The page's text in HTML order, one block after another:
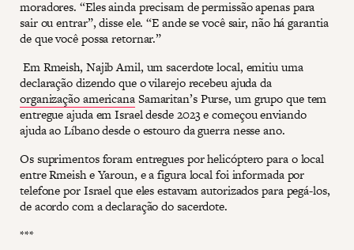
moradores. “Eles ainda precisam de permissão apenas para
sair ou entrar”, disse ele. “E ande se você sair, não há garantia
de que você possa retornar.”
Em Rmeish, Najib Amil, um sacerdote local, emitiu uma
declaração dizendo que o vilarejo recebeu ajuda da
organização americanaSamaritan’s Purse, um grupo que tem
entregue ajuda em Israel desde 2023 e começou enviando
ajuda ao Líbano desde o estouro da guerra nesse ano.
Os suprimentos foram entregues por helicóptero para o local
entre Rmeish e Yaroun, e a figura local foi informada por
telefone por Israel que eles estavam autorizados para pegá-los,
de acordo com a declaração do sacerdote.
***